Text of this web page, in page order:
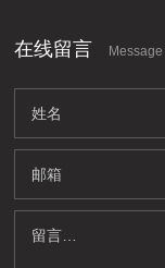
在线留言 Message